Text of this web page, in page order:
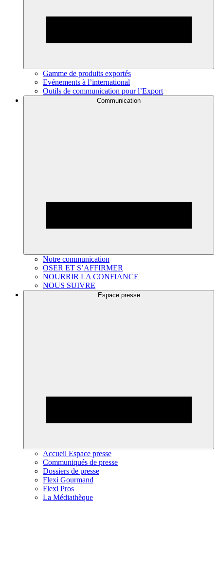
Gamme de produits exportés
Evénements à l’international
Outils de communication pour l’Export
Communication
Notre communication
OSER ET S’AFFIRMER
NOURRIR LA CONFIANCE
NOUS SUIVRE
Espace presse
Accueil Espace presse
Communiqués de presse
Dossiers de presse
Flexi Gourmand
Flexi Pros
La Médiathèque